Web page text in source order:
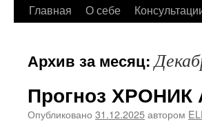
Перейти
содержимому
Главная О себе
Архив за месяц:
Прогноз ХРОНИК
Опубликовано 31.12.2025автором